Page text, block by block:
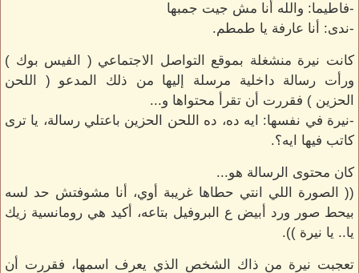
-فاطيما: والله أنا مش جيت جمبها
-ندى: أنا عارفة يا طمطم.
كانت نيرة منشغلة بموقع التواصل الاجتماعي ( الفيس بوك )
ورأت رسالة داخلية مرسلة إليها من ذلك المدعو ( اللحن
الحزين ) فقررت أن تقرأ محتواها و...
-نيرة في نفسها: ايه ده، ده اللحن الحزين باعتلي رسالة، يا ترى
كاتب فيها ايه؟.
كان محتوى الرسالة هو...
(( الصورة اللي انتي حطاها غريبة أوي، أنا مشوفتش حد لسه
بيحط صور ورد أبيض ع البروفيل بتاعه، أكيد هي رومانسية زيك
يا.. يا نيرة )).
تعجبت نيرة من ذاك الشخص الذي يعرف اسمها، فقررت أن